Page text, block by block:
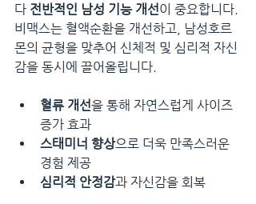
다 전반적인 남성 기능 개선이 중요합니다.
비맥스는 혈액순환을 개선하고, 남성호르
몬의 균형을 맞추어 신체적 및 심리적 자신
감을 동시에 끌어올립니다.
혈류 개선을 통해 자연스럽게 사이즈
증가 효과
스태미너 향상으로 더욱 만족스러운
경험 제공
심리적 안정감과 자신감을 회복